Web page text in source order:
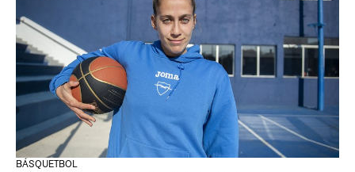
BÁSQUETBOL